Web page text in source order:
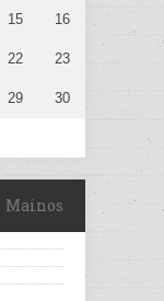
15 16
22 23
29 30
Mainos